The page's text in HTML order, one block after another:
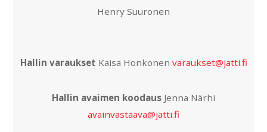
Henry Suuronen
Hallin varaukset Kaisa Honkonen varaukset@jatti.fi
Hallin avaimen koodaus Jenna Närhi
avainvastaava@jatti.fi